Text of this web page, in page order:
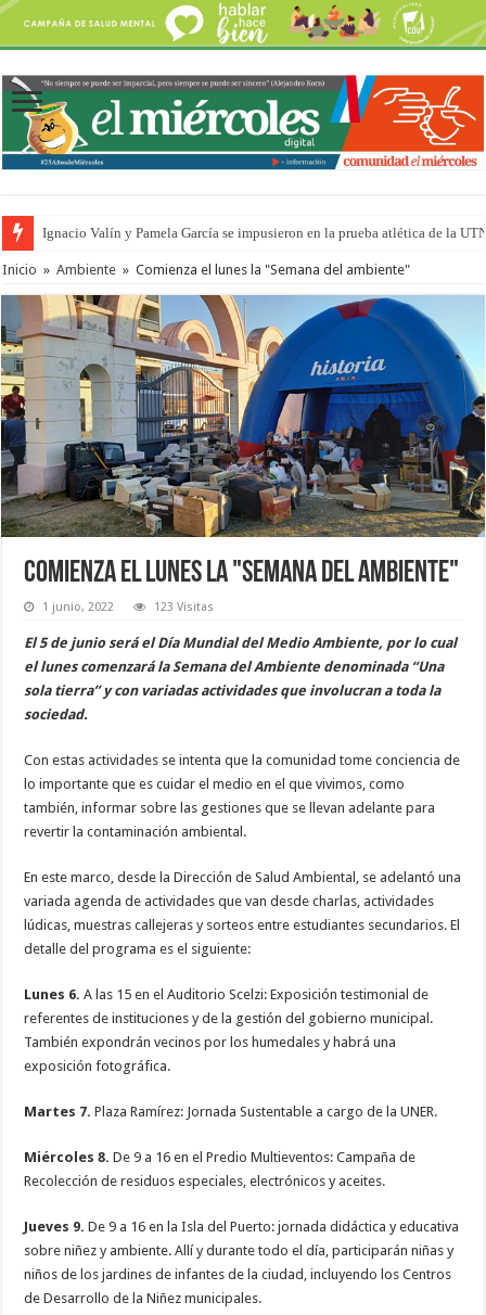
Ignacio Valín y Pamela García se impusieron en la prueba atlética de la
Inicio » Ambiente » Comienza el lunes la "Semana del ambiente"
Comienza el lunes la "Semana del ambiente"
1 junio, 2022 123 Visitas
El 5 de junio será el Día Mundial del Medio Ambiente, por lo cual
el lunes comenzará la Semana del Ambiente denominada “Una
sola tierra” y con variadas actividades que involucran a toda la
sociedad.
Con estas actividades se intenta que la comunidad tome conciencia de
lo importante que es cuidar el medio en el que vivimos, como
también, informar sobre las gestiones que se llevan adelante para
revertir la contaminación ambiental.
En este marco, desde la Dirección de Salud Ambiental, se adelantó una
variada agenda de actividades que van desde charlas, actividades
lúdicas, muestras callejeras y sorteos entre estudiantes secundarios. El
detalle del programa es el siguiente:
Lunes 6. A las 15 en el Auditorio Scelzi: Exposición testimonial de
referentes de instituciones y de la gestión del gobierno municipal.
También expondrán vecinos por los humedales y habrá una
exposición fotográfica.
Martes 7. Plaza Ramírez: Jornada Sustentable a cargo de la UNER.
Miércoles 8. De 9 a 16 en el Predio Multieventos: Campaña de
Recolección de residuos especiales, electrónicos y aceites.
Jueves 9.De 9 a 16 en la Isla del Puerto: jornada didáctica y educativa
sobre niñez y ambiente. Allí y durante todo el día, participarán niñas y
niños de los jardines de infantes de la ciudad, incluyendo los Centros
de Desarrollo de la Niñez municipales.